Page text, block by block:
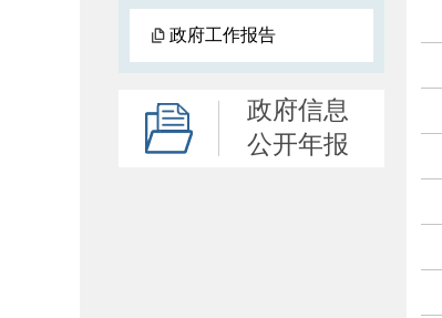
政府工作报告
政府信息
公开年报